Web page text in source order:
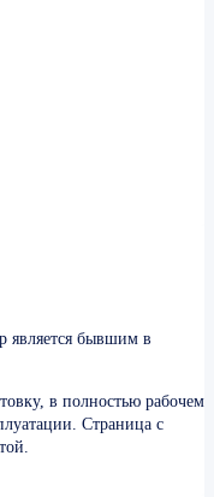
является бывшим в
в полностью рабочем
Страница с